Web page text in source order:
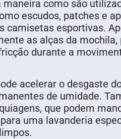
maneira como são
escudos, patches e
camisetas esportivas.
as alças da
durante a
acelerar o desgaste
de umidade.
que podem
uma lavanderia